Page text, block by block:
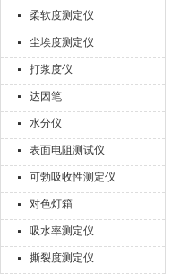
柔软度测定仪
尘埃度测定仪
打浆度仪
达因笔
水分仪
表面电阻测试仪
可勃吸收性测定仪
对色灯箱
吸水率测定仪
撕裂度测定仪